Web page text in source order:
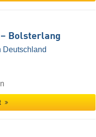
Bolsterlang
Deutschland